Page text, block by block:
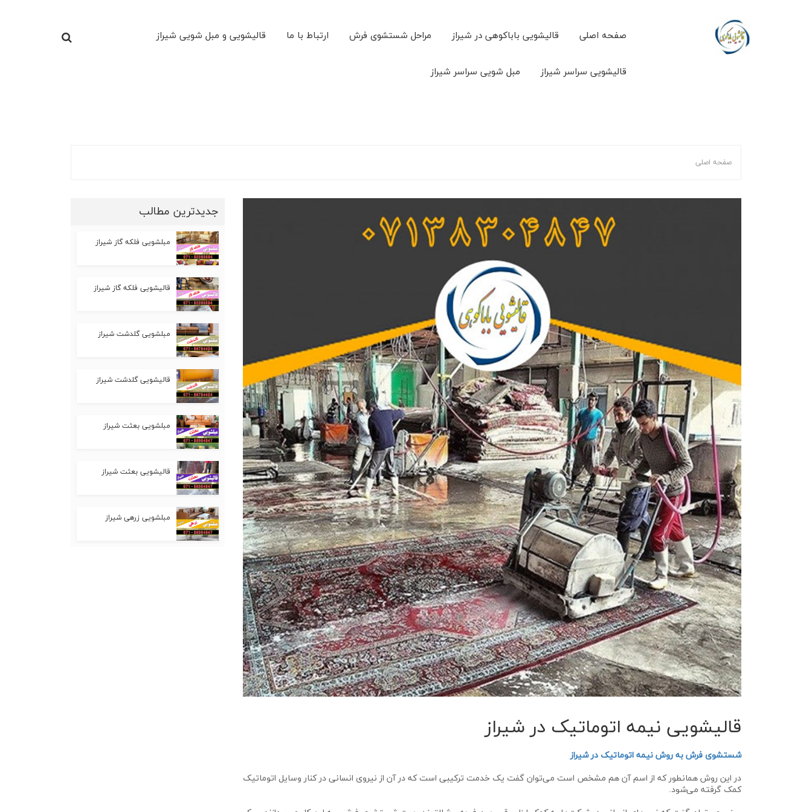
صفحه اصلی قالیشویی باباکوهی در شیراز مراحل شستشوی فرش ارتباط با ما قالیشویی و مبل شویی شیراز
قالیشویی سراسر شیراز مبل شویی سراسر شیراز
صفحه اصلی
قالیشویی نیمه اتوماتیک در شیراز
شستشوی فرش به روش نیمه اتوماتیک در شیراز
در این روش همانطور که از اسم آن هم مشخص است می‌توان گفت یک خدمت ترکیبی است که در آن از نیروی انسانی در کنار وسایل اتوماتیک
کمک گرفته می‌شود.
جدیدترین مطالب
مبلشویی فلکه گاز شیراز
قالیشویی فلکه گاز شیراز
مبلشویی گلدشت شیراز
قالیشویی گلدشت شیراز
مبلشویی بعثت شیراز
قالیشویی بعثت شیراز
مبلشویی زرهی شیراز